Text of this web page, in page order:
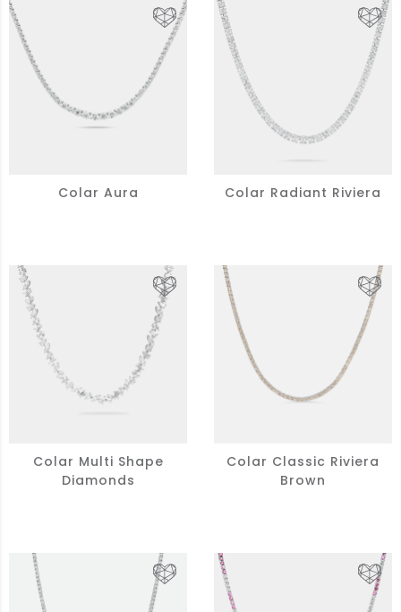
Colar Aura Colar Radiant Riviera
Colar Multi Shape
Diamonds
Colar Classic Riviera
Brown